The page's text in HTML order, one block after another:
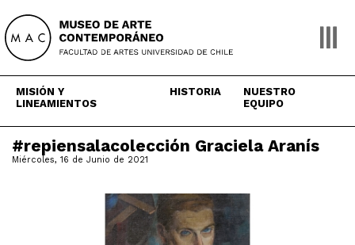
content
MISIÓN Y
LINEAMIENTOS
HISTORIA
NUESTRO
EQUIPO
#repiensalacolección Graciela Aranís
Miércoles, 16 de Junio de 2021